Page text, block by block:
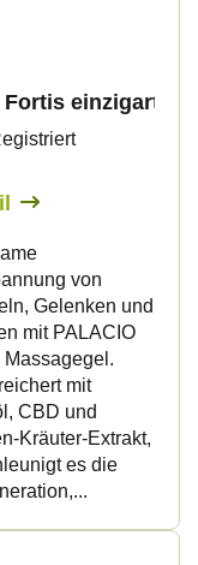
- Palacio
Fortis
von
Gelenken und
mit PALACIO
Massagegel.
mit
CBD und
Kräuter-Extrakt,
es die